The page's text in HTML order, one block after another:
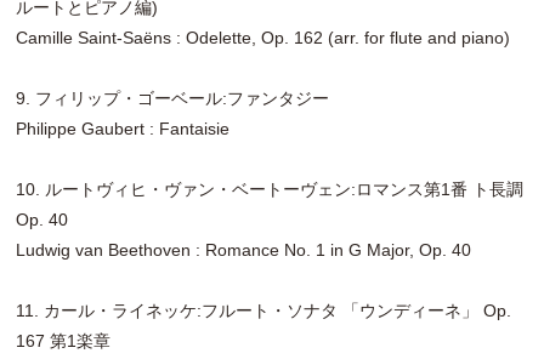
ルートとピアノ編)
Camille Saint-Saëns : Odelette, Op. 162 (arr. for flute and piano)
9. フィリップ・ゴーベール:ファンタジー
Philippe Gaubert : Fantaisie
10. ルートヴィヒ・ヴァン・ベートーヴェン:ロマンス第1番 ト長調
Op. 40
Ludwig van Beethoven : Romance No. 1 in G Major, Op. 40
11. カール・ライネッケ:フルート・ソナタ 「ウンディーネ」 Op.
167 第1楽章